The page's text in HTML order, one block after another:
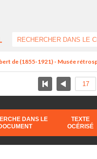
de (1855-1921) - Musée
DANS LE
TEXTE
OCÉRISÉ